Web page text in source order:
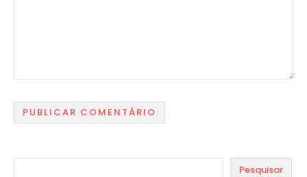
Pesquisar